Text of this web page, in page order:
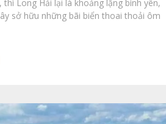
Long Hải lại là khoảng lặng bình yên,
sở hữu những bãi biển thoai thoải ôm